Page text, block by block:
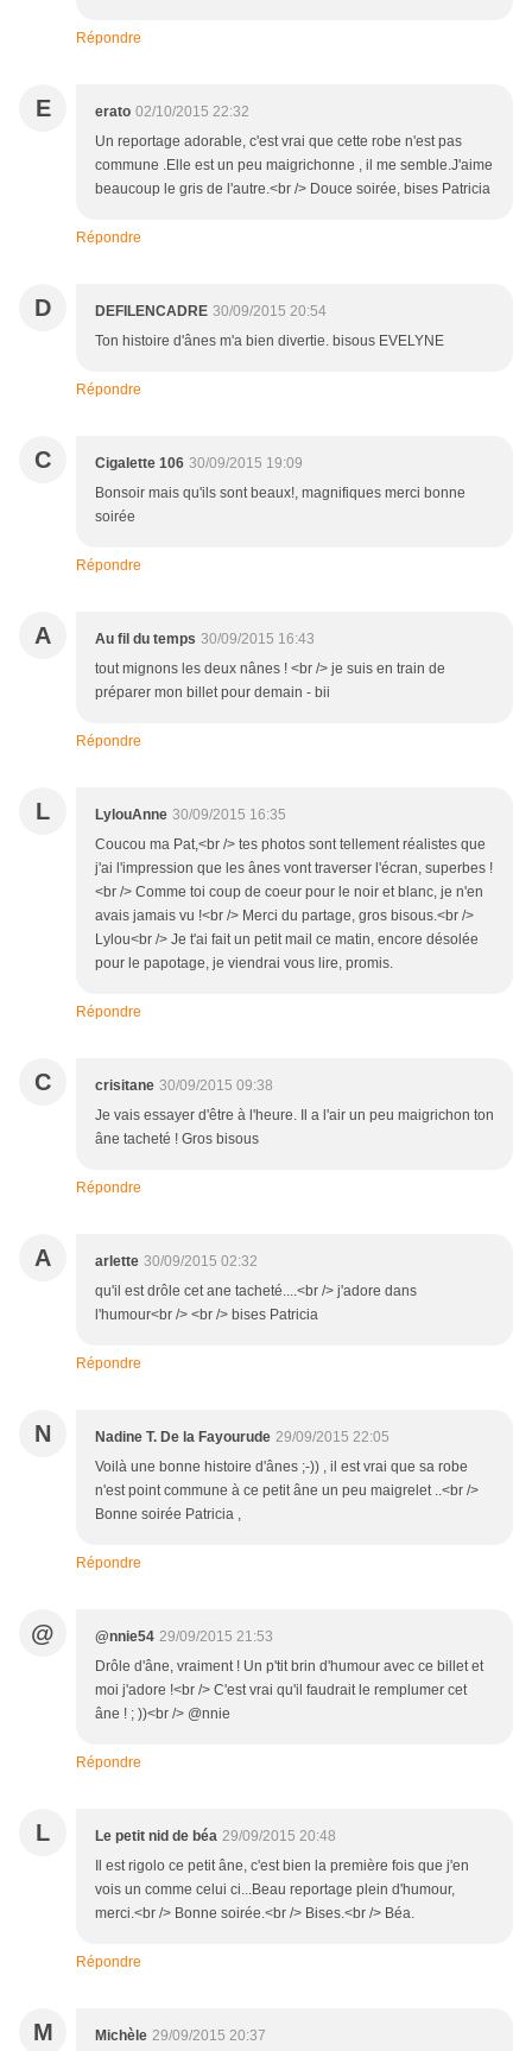
Répondre
E erato 02/10/2015 22:32
Un reportage adorable, c'est vrai que cette robe n'est pas
commune .Elle est un peu maigrichonne , il me semble.J'aime
beaucoup le gris de l'autre.<br /> Douce soirée, bises Patricia
Répondre
D DEFILENCADRE 30/09/2015 20:54
Ton histoire d'ânes m'a bien divertie. bisous EVELYNE
Répondre
C Cigalette 106 30/09/2015 19:09
Bonsoir mais qu'ils sont beaux!, magnifiques merci bonne
soirée
Répondre
A Au fil du temps 30/09/2015 16:43
tout mignons les deux nânes ! <br /> je suis en train de
préparer mon billet pour demain - bii
Répondre
L LylouAnne 30/09/2015 16:35
Coucou ma Pat,<br /> tes photos sont tellement réalistes que
j'ai l'impression que les ânes vont traverser l'écran, superbes !
<br /> Comme toi coup de coeur pour le noir et blanc, je n'en
avais jamais vu !<br /> Merci du partage, gros bisous.<br />
Lylou<br /> Je t'ai fait un petit mail ce matin, encore désolée
pour le papotage, je viendrai vous lire, promis.
Répondre
C crisitane 30/09/2015 09:38
Je vais essayer d'être à l'heure. Il a l'air un peu maigrichon ton
âne tacheté ! Gros bisous
Répondre
A arlette 30/09/2015 02:32
qu'il est drôle cet ane tacheté....<br /> j'adore dans
l'humour<br /> <br /> bises Patricia
Répondre
N Nadine T. De la Fayourude 29/09/2015 22:05
Voilà une bonne histoire d'ânes ;-)) , il est vrai que sa robe
n'est point commune à ce petit âne un peu maigrelet ..<br />
Bonne soirée Patricia ,
Répondre
@ @nnie54 29/09/2015 21:53
Drôle d'âne, vraiment ! Un p'tit brin d'humour avec ce billet et
moi j'adore !<br /> C'est vrai qu'il faudrait le remplumer cet
âne ! ; ))<br /> @nnie
Répondre
L Le petit nid de béa 29/09/2015 20:48
Il est rigolo ce petit âne, c'est bien la première fois que j'en
vois un comme celui ci...Beau reportage plein d'humour,
merci.<br /> Bonne soirée.<br /> Bises.<br /> Béa.
Répondre
M Michèle 29/09/2015 20:37